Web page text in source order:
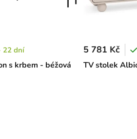
s krbem - béžová
22 dní
TV stolek
5 781 Kč